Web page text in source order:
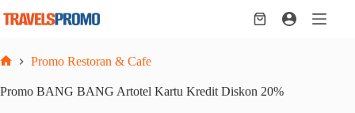
Shopping
Promo Restoran & Cafe
Promo BANG BANG Artotel Kartu Kredit Diskon 20%